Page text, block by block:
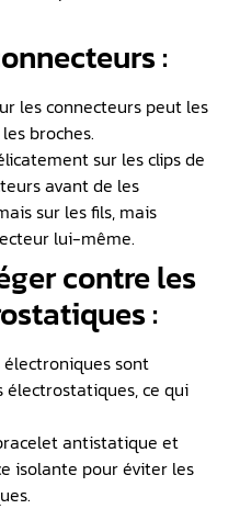
:
les connecteurs peut les
broches.
sur les clips de
avant de les
sur les fils, mais
lui-même.
contre les
:
électroniques sont
électrostatiques, ce qui
antistatique et
isolante pour éviter les